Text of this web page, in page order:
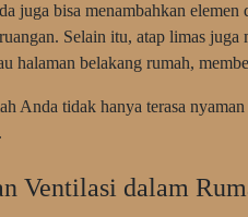
juga bisa menambahkan
Selain itu, atap limas
halaman belakang rumah,
Anda tidak hanya terasa
Ventilasi dalam